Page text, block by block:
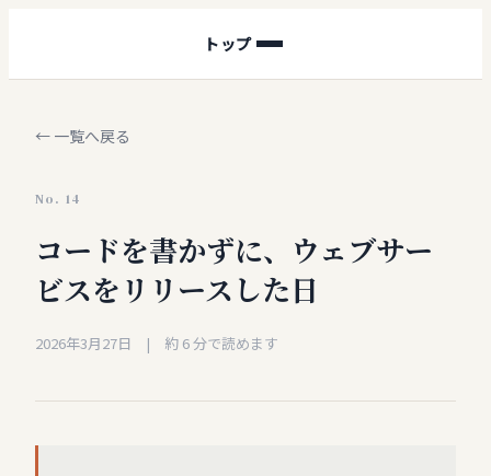
トップ
← 一覧へ戻る
No. 14
コードを書かずに、ウェブサー
ビスをリリースした日
2026年3月27日 | 約 6分で読めます